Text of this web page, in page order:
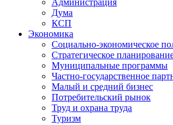
Администрация
Дума
КСП
Экономика
Социально-экономическое
Стратегическое
Муниципальные программы
Частно-государственное
Малый и средний бизнес
Потребительский рынок
Труд и охрана труда
Туризм